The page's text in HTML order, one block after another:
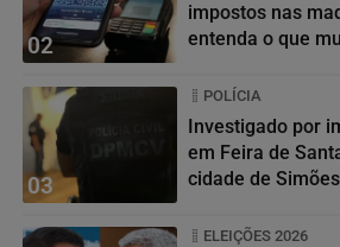
02
impostos nas
entenda o que
03
POLÍCIA
Investigado por
em Feira de
cidade de
ELEIÇÕES 2026